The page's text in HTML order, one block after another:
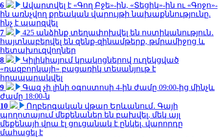
6
Ավարտվել է «Գող Բջե»-ին, «Տեցիկ»-ին ու «Գոջո»-
ին առնչվող քրեական վարույթի նախաքննությունը.
ինչ է պարզվել
7
425 անձինք տեղափոխվել են ոստիկանություն․
հայտնաբերվել են զենք-զինամթերք, թմրամիջոց և
հետախուզվողներ
8
Կիլիկիայում կրակոցներով ուղեկցված
«ռազբորկայի» բացառիկ տեսանյութ է
հրապարակվել
9
Գազ չի լինի օգոստոսի 4-ին ժամը 09:00-ից մինչև
ժամը 18:00-ն
10
Ողբերգական վթար Երևանում․ Գայի
պողոտայում մեքենաներ են բախվել, մեկ այլ
մեքենայի վրա էլ ցուցանակ է ընկել. վարորդը
մահացել է